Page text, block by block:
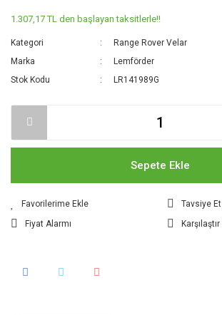
1.307,17 TL den başlayan taksitlerle!!
Kategori
Range Rover Velar
Marka
Lemförder
Stok Kodu
LR141989G
Sepete Ekle
Tavsiye Et
Fiyat Alarmı
Karşılaştır